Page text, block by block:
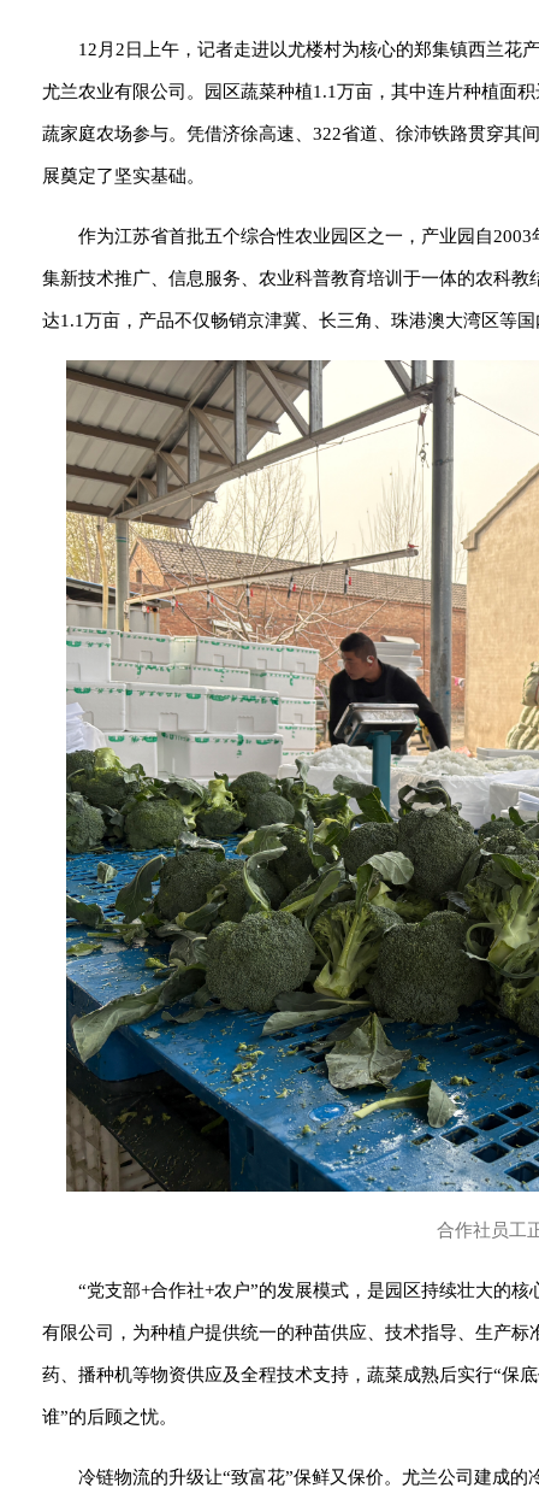
12月2日上午，记者走进以尤楼村为核心的郑集镇西兰
尤兰农业有限公司。园区蔬菜种植1.1万亩，其中连片种植面
蔬家庭农场参与。凭借济徐高速、322省道、徐沛铁路贯穿其
展奠定了坚实基础。
作为江苏省首批五个综合性农业园区之一，产业园自
集新技术推广、信息服务、农业科普教育培训于一体的农科
达1.1万亩，产品不仅畅销京津冀、长三角、珠港澳大湾区等
合作社员工
“党支部+合作社+农户”的发展模式，是园区持续壮大的
有限公司，为种植户提供统一的种苗供应、技术指导、生产
药、播种机等物资供应及全程技术支持，蔬菜成熟后实行“保
谁”的后顾之忧。
冷链物流的升级让“致富花”保鲜又保价。尤兰公司建成